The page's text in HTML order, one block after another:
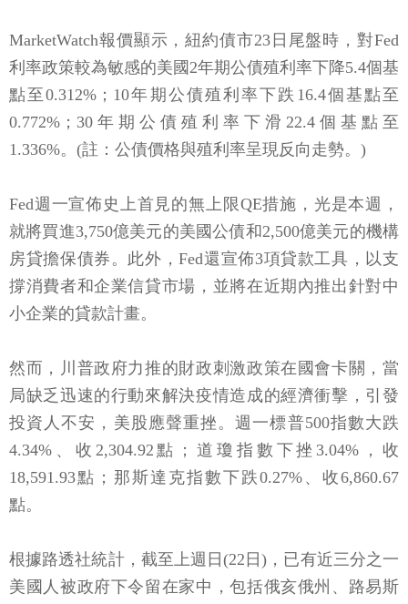
MarketWatch報價顯示，紐約債市23日尾盤時，對Fed
利率政策較為敏感的美國2年期公債殖利率下降5.4個基
點至0.312%；10年期公債殖利率下跌16.4個基點至
0.772%；30年期公債殖利率下滑22.4個基點至
1.336%。(註：公債價格與殖利率呈現反向走勢。)
Fed週一宣佈史上首見的無上限QE措施，光是本週，
就將買進3,750億美元的美國公債和2,500億美元的機構
房貸擔保債券。此外，Fed還宣佈3項貸款工具，以支
撐消費者和企業信貸市場，並將在近期內推出針對中
小企業的貸款計畫。
然而，川普政府力推的財政刺激政策在國會卡關，當
局缺乏迅速的行動來解決疫情造成的經濟衝擊，引發
投資人不安，美股應聲重挫。週一標普500指數大跌
4.34%、收2,304.92點；道瓊指數下挫3.04%，收
18,591.93點；那斯達克指數下跌0.27%、收6,860.67
點。
根據路透社統計，截至上週日(22日)，已有近三分之一
美國人被政府下令留在家中，包括俄亥俄州、路易斯